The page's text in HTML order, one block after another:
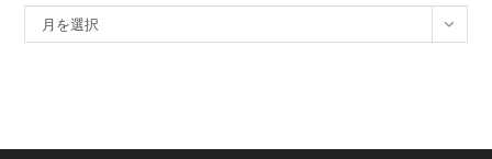
ー
月を選択